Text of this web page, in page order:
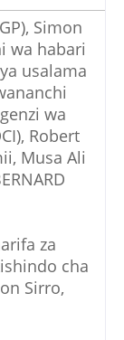
Simon
wa habari
usalama
wa
Robert
Musa Ali
za
cha
Sirro,